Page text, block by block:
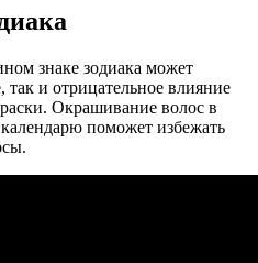
знаке зодиака может
так и отрицательное влияние
Окрашивание волос в
поможет избежать